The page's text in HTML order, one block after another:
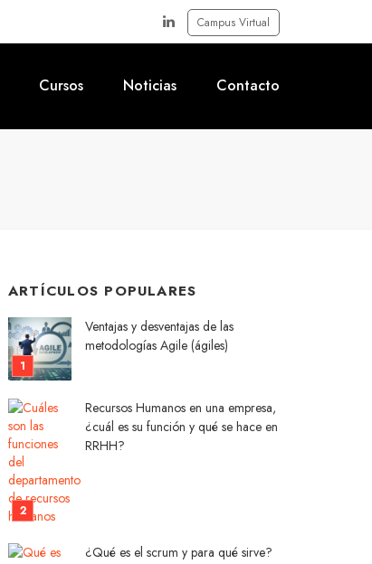
Campus Virtual
Cursos Noticias Contacto
ARTÍCULOS POPULARES
Ventajas y desventajas de las
metodologías Agile (ágiles)
Recursos Humanos en una empresa,
¿cuál es su función y qué se hace en
RRHH?
¿Qué es el scrum y para qué sirve?